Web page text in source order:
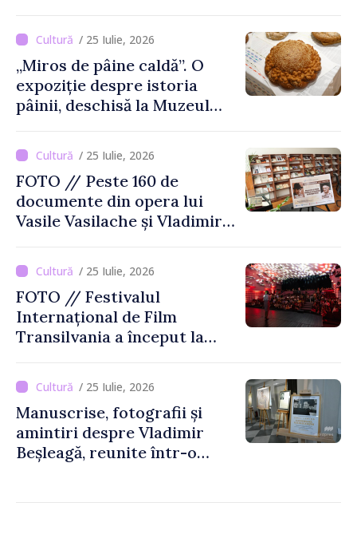
august
/ 25 Iulie, 2026
„Miros de pâine caldă”. O
expoziție despre istoria
pâinii, deschisă la Muzeul
Moldovei
/ 25 Iulie, 2026
FOTO // Peste 160 de
documente din opera lui
Vasile Vasilache și Vladimir
Biblioteca Națională
/ 25 Iulie, 2026
FOTO // Festivalul
Internațional de Film
Transilvania a început la
/ 25 Iulie, 2026
Manuscrise, fotografii și
amintiri despre Vladimir
Beșleagă, reunite într-o